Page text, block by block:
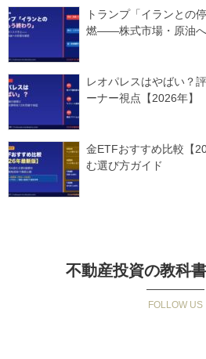
トランプ「イランとの
燃——株式市場・原油へ
レオパレスはやばい？
ーナー視点【2026年】
金ETFおすすめ比較【
む選び方ガイド
不動産投資の教科